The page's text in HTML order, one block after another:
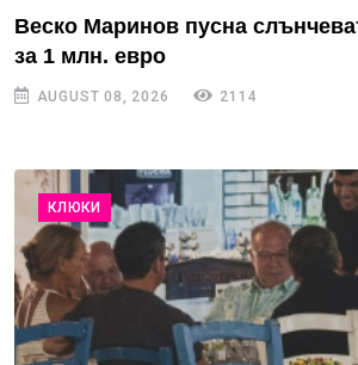
Веско Маринов пусна
за 1 млн. евро
AUGUST 08, 2026 2114
КЛЮКИ